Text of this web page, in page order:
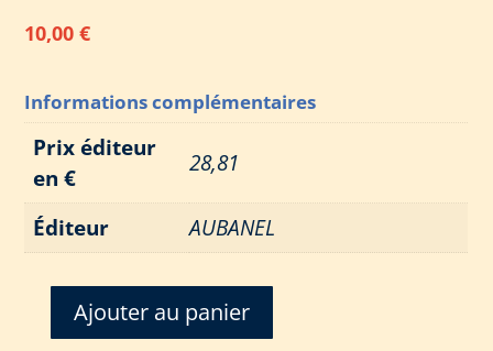
10,00€
Informations complémentaires
Prix éditeur
en €
28,81
Éditeur AUBANEL
quantitéAjouter au panier